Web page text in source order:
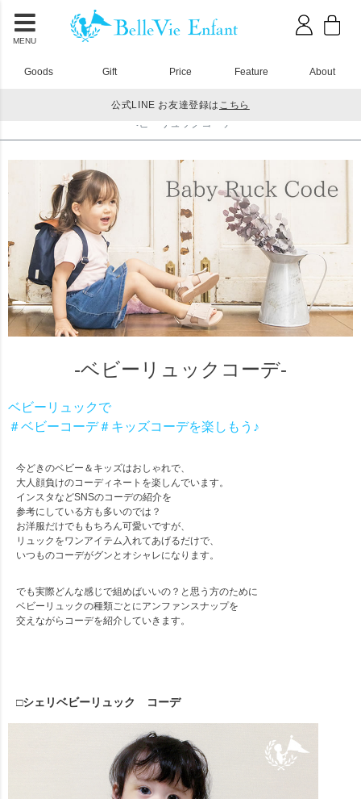
MENU
Goods Gift Price Feature About
公式LINE お友達登録は こちら
ベビーリュックコーデ
ベビーリュックコーデ
-ベビーリュックコーデ-
ベビーリュックで
＃ベビーコーデ＃キッズコーデを楽しもう♪
今どきのベビー＆キッズはおしゃれで、
大人顔負けのコーディネートを楽しんでいます。
インスタなどSNSのコーデの紹介を
参考にしている方も多いのでは？
お洋服だけでももちろん可愛いですが、
リュックをワンアイテム入れてあげるだけで、
いつものコーデがグンとオシャレになります。
でも実際どんな感じで組めばいいの？と思う方のために
ベビーリュックの種類ごとにアンファンスナップを
交えながらコーデを紹介していきます。
□シェリベビーリュック コーデ